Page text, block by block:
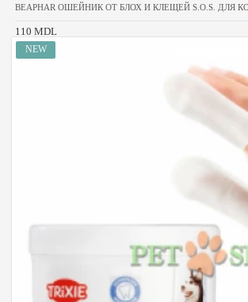
BEAPHAR ОШЕЙНИК ОТ БЛОХ И КЛЕЩЕЙ S.O.S. ДЛЯ
110 MDL